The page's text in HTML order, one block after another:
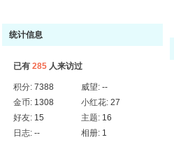
统计信息
已有 285 人来访过
积分: 7388 威望:--
金币: 1308 小红花:27
好友: 15 主题: 16
日志: -- 相册: 1